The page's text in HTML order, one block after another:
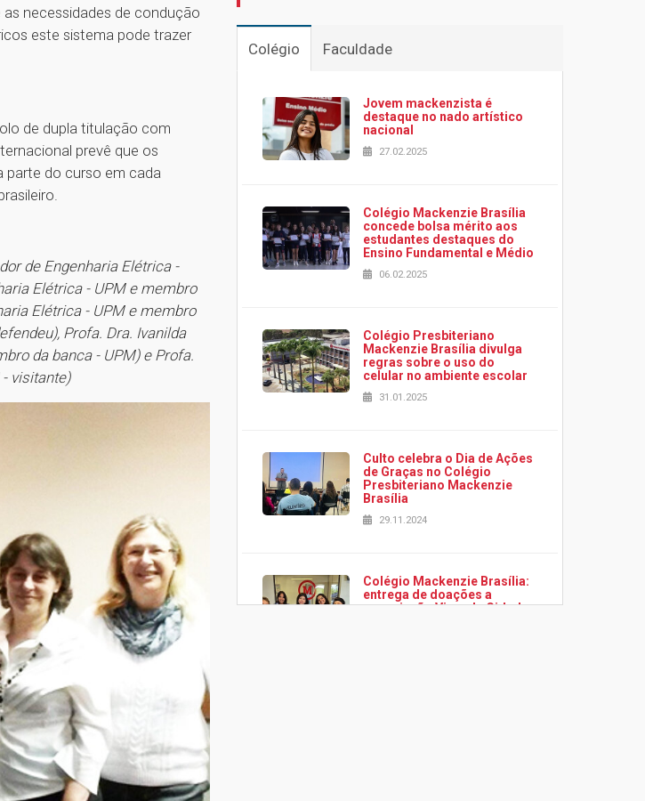
necessidades de condução
este sistema pode trazer
de dupla titulação com
prevê que os
parte do curso em cada
de Engenharia Elétrica -
Elétrica - UPM e membro
Elétrica - UPM e membro
Profa. Dra. Ivanilda
da banca - UPM) e Profa.
visitante)
Colégio Faculdade
Jovem mackenzista é
destaque no nado artístico
nacional
27.02.2025
Colégio Mackenzie Brasília
concede bolsa mérito aos
estudantes destaques do
Ensino Fundamental e Médio
06.02.2025
Colégio Presbiteriano
Mackenzie Brasília divulga
regras sobre o uso do
celular no ambiente escolar
31.01.2025
Culto celebra o Dia de Ações
de Graças no Colégio
Presbiteriano Mackenzie
Brasília
29.11.2024
Colégio Mackenzie Brasília:
entrega de doações a
associação Viver da Cidade